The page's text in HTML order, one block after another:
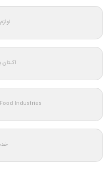
Industries